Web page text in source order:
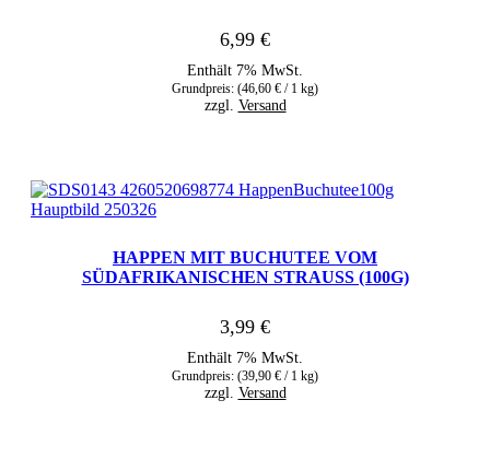
6,99 €
Enthält 7% MwSt.
Grundpreis: (46,60 € / 1 kg)
zzgl. Versand
HAPPEN MIT BUCHUTEE VOM
SÜDAFRIKANISCHEN STRAUSS (100G)
3,99 €
Enthält 7% MwSt.
Grundpreis: (39,90 € / 1 kg)
zzgl. Versand